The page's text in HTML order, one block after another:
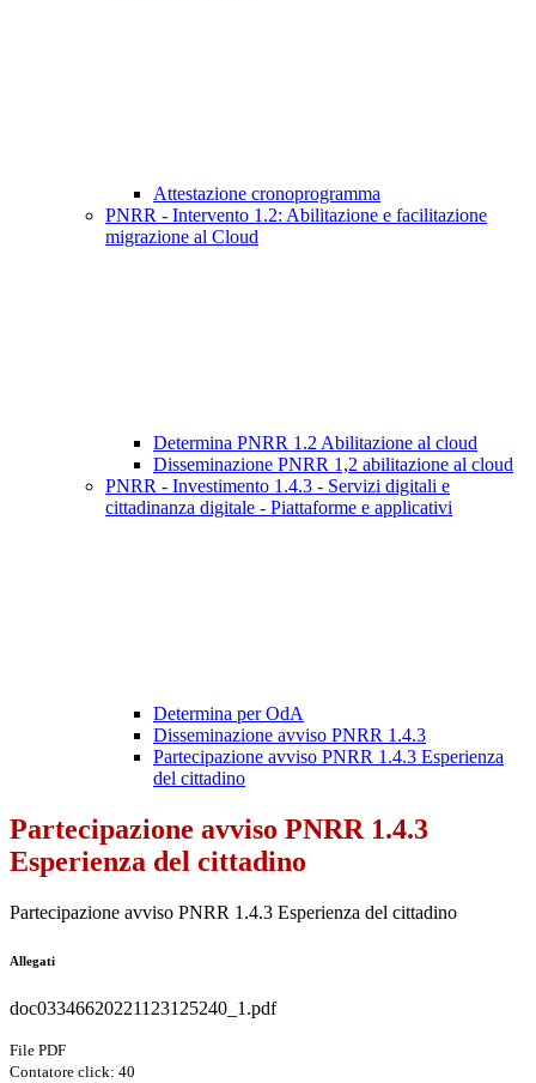
Attestazione cronoprogramma
PNRR - Intervento 1.2: Abilitazione e facilitazione
migrazione al Cloud
Determina PNRR 1.2 Abilitazione al cloud
Disseminazione PNRR 1,2 abilitazione al cloud
PNRR - Investimento 1.4.3 - Servizi digitali e
cittadinanza digitale - Piattaforme e applicativi
Determina per OdA
Disseminazione avviso PNRR 1.4.3
Partecipazione avviso PNRR 1.4.3 Esperienza
del cittadino
Partecipazione avviso PNRR 1.4.3
Esperienza del cittadino
Partecipazione avviso PNRR 1.4.3 Esperienza del cittadino
Allegati
doc03346620221123125240_1.pdf
File PDF
Contatore click: 40